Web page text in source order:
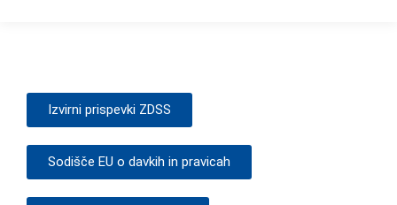
Izvirni prispevki ZDSS
Sodišče EU o davkih in pravicah